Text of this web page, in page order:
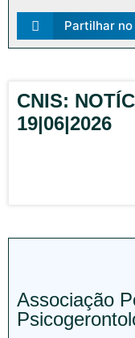
Partilhar no
CNIS:
19|06|2026
Associação